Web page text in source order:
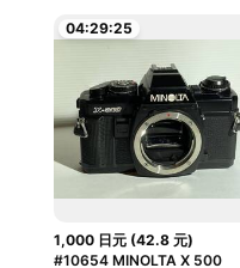
04:29:24
1,000 日元(42.8 元)
#10654 MINOLTA X 500